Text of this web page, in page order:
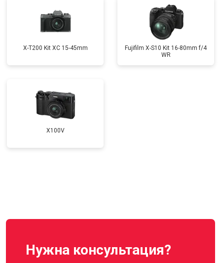
X-T200 Kit XC 15-45mm
Fujifilm X-S10 Kit 16-80mm f/4
WR
X100V
Нужна консультация?